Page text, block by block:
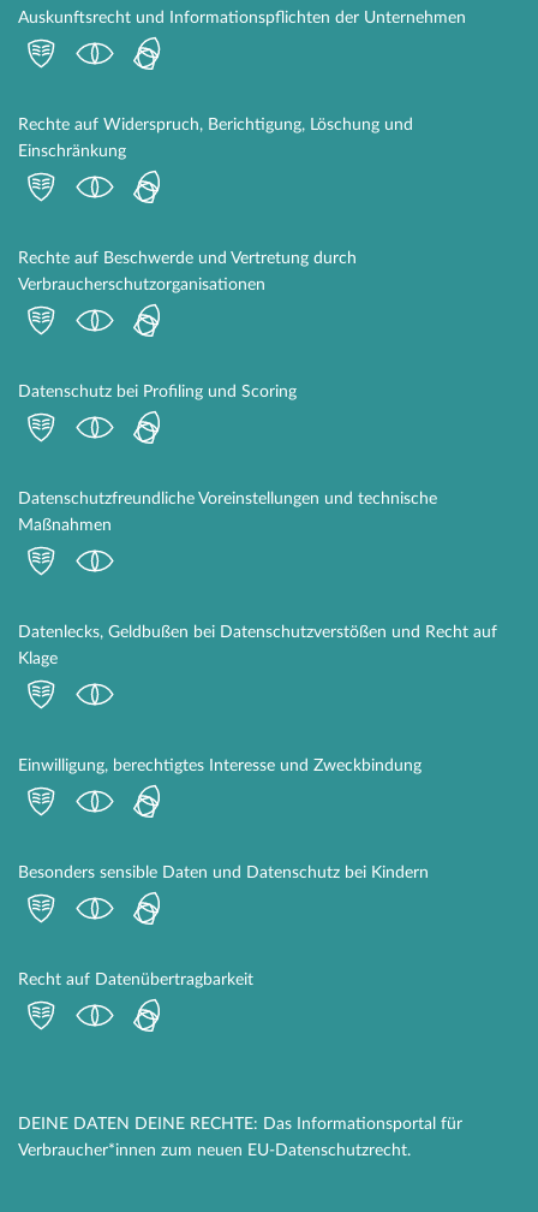
Auskunftsrecht und Informationspflichten der Unternehmen
Rechte auf Widerspruch, Berichtigung, Löschung und
Einschränkung
Rechte auf Beschwerde und Vertretung durch
Verbraucherschutzorganisationen
Datenschutz bei Profiling und Scoring
Datenschutzfreundliche Voreinstellungen und technische
Maßnahmen
Datenlecks, Geldbußen bei Datenschutzverstößen und Recht auf
Klage
Einwilligung, berechtigtes Interesse und Zweckbindung
Besonders sensible Daten und Datenschutz bei Kindern
Recht auf Datenübertragbarkeit
DEINE DATEN DEINE RECHTE: Das Informationsportal für
Verbraucher*innen zum neuen EU-Datenschutzrecht.